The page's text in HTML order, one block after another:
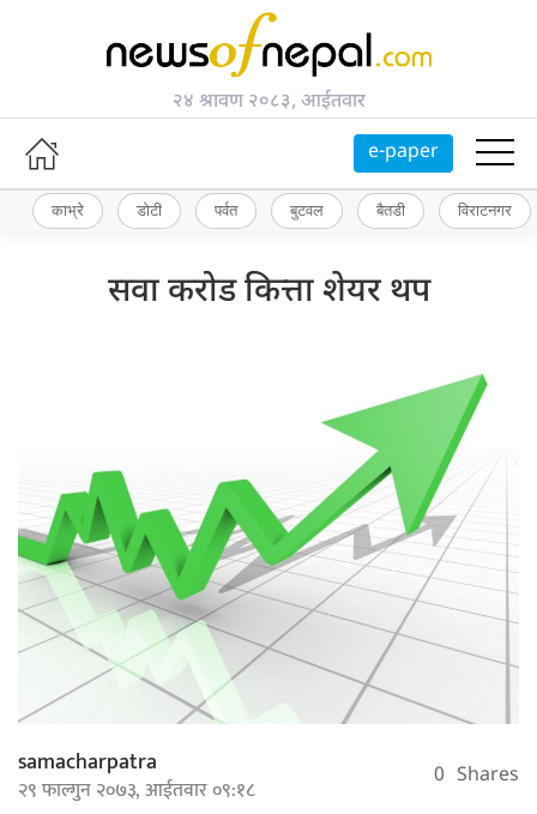
२४ श्रावण २०८३, आईतवार
e-paper
काभ्रे डोटी पर्वत बुटवल बैतडी विराटनगर
सवा करोड कित्ता शेयर थप
samacharpatra
२९ फाल्गुन २०७३, आईतवार ०९:१८ 0 Shares